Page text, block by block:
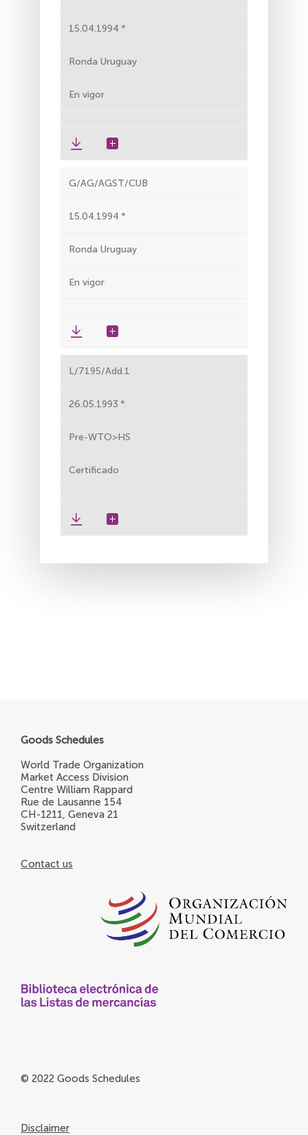
15.04.1994
Ronda Uruguay
En vigor
G/AG/AGST/CUB
15.04.1994
Ronda Uruguay
En vigor
L/7195/Add.1
26.05.1993
Pre-WTO>HS
Certificado
Goods Schedules
World Trade Organization
Market Access Division
Centre William Rappard
Rue de Lausanne 154
CH-1211, Geneva 21
Switzerland
Contact us
© 2022 Goods Schedules
Disclaimer